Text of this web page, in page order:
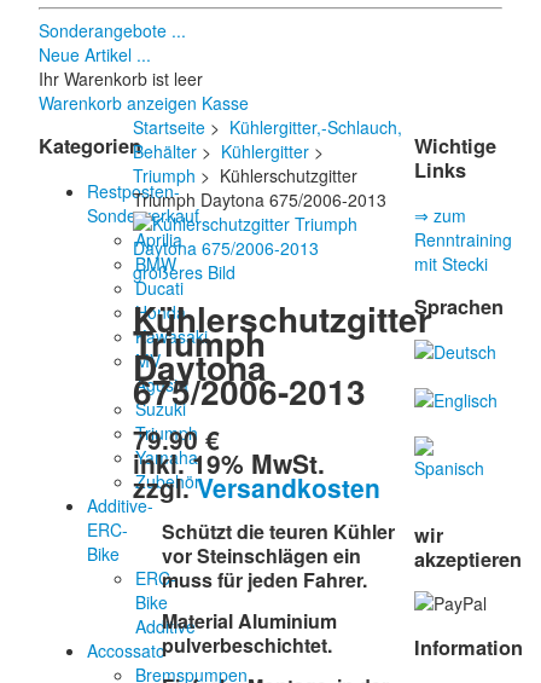
Sonderangebote ...
Neue Artikel ...
Ihr Warenkorb ist leer
Warenkorb anzeigen Kasse
Kategorien
Restposten-
Sonderverkauf
Aprilia
BMW
Ducati
Honda
Kawasaki
MV
Agusta
Suzuki
Triumph
Yamaha
Zubehör
Additive-
ERC-
Bike
ERC-
Bike
Additive
Accossato
Bremspumpen
Startseite> Kühlergitter,-Schlauch,
Behälter> Kühlergitter>
Triumph > Kühlerschutzgitter
Triumph Daytona 675/2006-2013
größeres Bild
Kühlerschutzgitter
Triumph
Daytona
675/2006-2013
79.90 €
inkl. 19% MwSt.
zzgl.Versandkosten
Schützt die teuren Kühler
vor Steinschlägen ein
muss für jeden Fahrer.
Material Aluminium
pulverbeschichtet.
Wichtige
Links
⇒ zum
Renntraining
mit Stecki
Sprachen
wir
akzeptieren
Information